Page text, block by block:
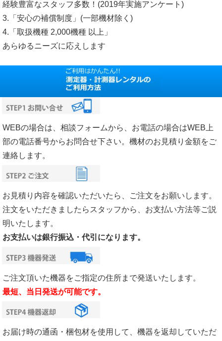
経験豊富なスタッフ多数！(2019年実施アンケート)
3.「安心の補償制度」(一部機材除く)
4.「取扱機種 2,000機種 以上」
あらゆるニーズに応えします
WEBの場合は、相談フォームから、お電話の場合はWEB上
部の電話番号からお問合せ下さい。機材のお見積り金額をご
連絡します。
お見積り内容を確認いただいたら、ご注文をお願いします。
注文をいただきましたらスタッフから、お支払い方法等ご説
明いたします。
お支払いは銀行振込・代引になります。
ご注文頂いた機器をご指定の住所まで発送いたします。
最短、当日発送が可能です。
お届け時の通函・梱包材を使用して、機器を返却していただ